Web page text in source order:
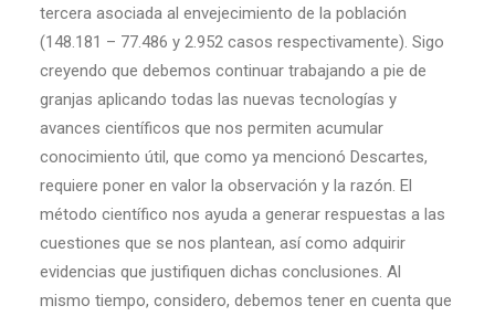
tercera asociada al envejecimiento de la población
(148.181 – 77.486 y 2.952 casos respectivamente). Sigo
creyendo que debemos continuar trabajando a pie de
granjas aplicando todas las nuevas tecnologías y
avances científicos que nos permiten acumular
conocimiento útil, que como ya mencionó Descartes,
requiere poner en valor la observación y la razón. El
método científico nos ayuda a generar respuestas a las
cuestiones que se nos plantean, así como adquirir
evidencias que justifiquen dichas conclusiones. Al
mismo tiempo, considero, debemos tener en cuenta que